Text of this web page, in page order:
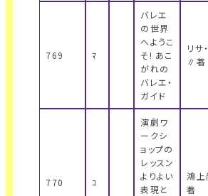
769 ﾏ
バレエ
の世界
へようこ
そ! あこ
がれの
バレエ・
ガイド
リサ
∥著
770 ｺ
演劇ワ
ークシ
ョップの
レッスン
よりよい
表現と
鴻
著